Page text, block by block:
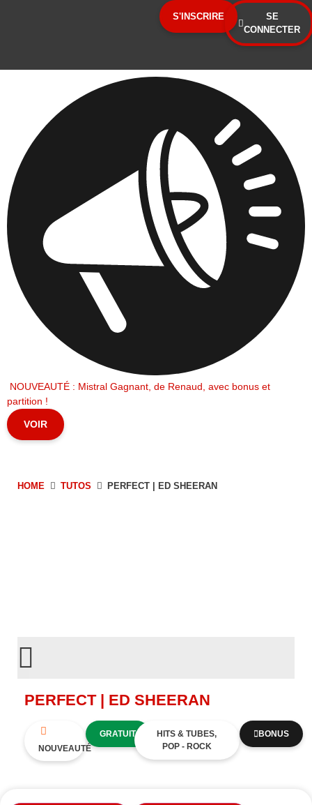
S'INSCRIRE
SE
CONNECTER
NOUVEAUTÉ : Mistral Gagnant, de Renaud, avec bonus et
partition !
VOIR
HOME TUTOS PERFECT | ED SHEERAN
PERFECT | ED SHEERAN
NOUVEAUTÉ
GRATUIT
HITS & TUBES,
POP - ROCK
BONUS